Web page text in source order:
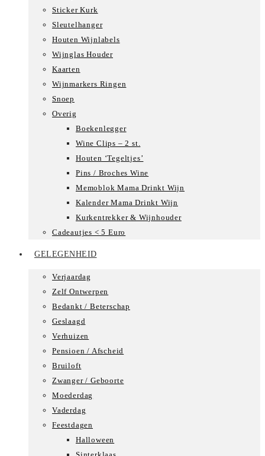
Sticker Kurk
Sleutelhanger
Houten Wijnlabels
Wijnglas Houder
Kaarten
Wijnmarkers Ringen
Snoep
Overig
Boekenlegger
Wine Clips – 2 st.
Houten ‘Tegeltjes’
Pins / Broches Wine
Memoblok Mama Drinkt Wijn
Kalender Mama Drinkt Wijn
Kurkentrekker & Wijnhouder
Cadeautjes < 5 Euro
GELEGENHEID
Verjaardag
Zelf Ontwerpen
Bedankt / Beterschap
Geslaagd
Verhuizen
Pensioen / Afscheid
Bruiloft
Zwanger / Geboorte
Moederdag
Vaderdag
Feestdagen
Halloween